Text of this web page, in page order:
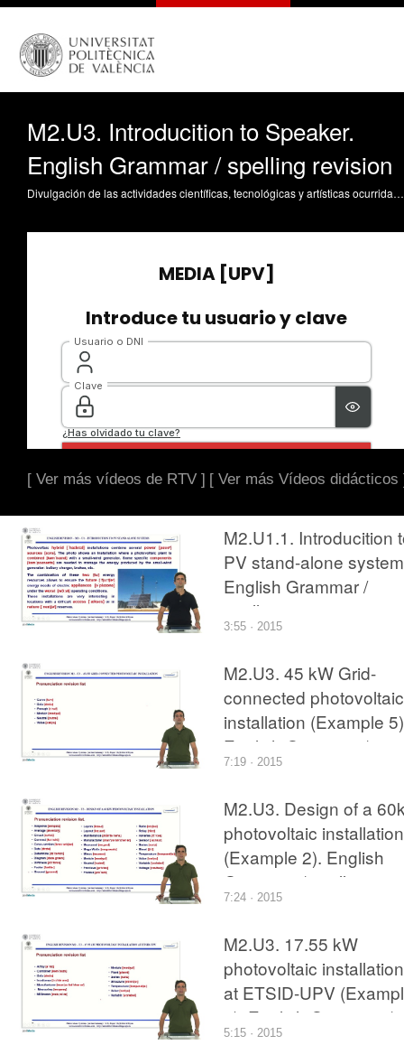
M2.U3. Introducition to Speaker.
English Grammar / spelling revision
Divulgación de las actividades científicas, tecnológicas y artísticas ocurridas en los tres campus de la UPV
[ Ver más vídeos de RTV ] [ Ver más Vídeos didácticos
M2.U1.1. Introducition
PV stand-alone
English Grammar /
spelling revision
3:55 · 2015
M2.U3. 45 kW Grid-
connected photovoltaic
installation (Example
English Grammar /
spelling revision
7:19 · 2015
M2.U3. Design of a
photovoltaic installation
(Example 2). English
Grammar / spelling
revision
7:24 · 2015
M2.U3. 17.55 kW
photovoltaic installation
at ETSID-UPV
3). English Grammar /
spelling revision
5:15 · 2015